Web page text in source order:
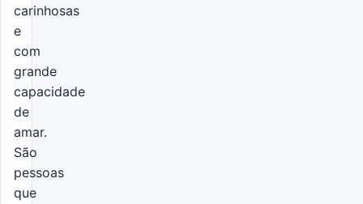
carinhosas
e
com
grande
capacidade
de
amar.
São
pessoas
que